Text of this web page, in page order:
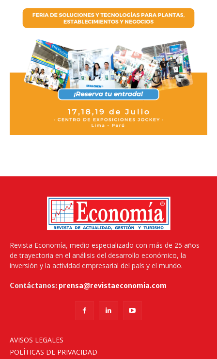
Revista Economía, medio especializado con más de 25 años
de trayectoria en el análisis del desarrollo económico, la
inversión y la actividad empresarial del país y el mundo.
Contáctanos: prensa@revistaeconomia.com
AVISOS LEGALES
POLÍTICAS DE PRIVACIDAD